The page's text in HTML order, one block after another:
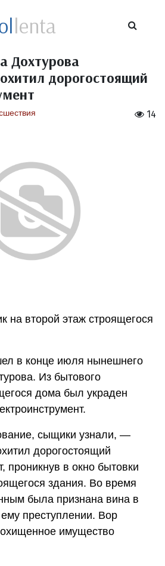
lenta
Дохтурова
дорогостоящий
14
на второй этаж строящегося
в конце июля нынешнего
Из бытового
дома был украден
сыщики узнали, —
дорогостоящий
проникнув в окно бытовки
здания. Во время
была признана вина в
преступлении. Вор
имущество